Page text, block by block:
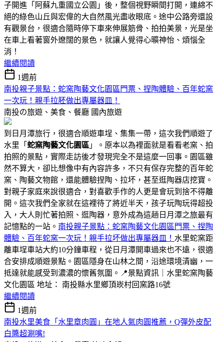
子開進「阿蘇九重國立公園」後，整個視野瞬間打開，連綿不
絕的綠色山丘與宏偉的大自然風光盡收眼底。途中公路旁還設
有觀景台，很適合隨時停下車來伸展筋骨、拍拍美景，光是坐
在車上看著窗外遼闊的景色，就讓人覺得心曠神怡、煩惱全
消！
繼續閱讀
1週前
南投親子景點：蛇窯陶藝文化園區門票、捏陶體驗、百年蛇窯
一次玩！親手拉胚做出專屬器皿！
南投の旅遊、美食、餐廳 國內旅遊
到日月潭旅行，很適合順遊車埕、集集一帶，這次我們順遊了
水里「 蛇窯陶藝文化園區 」。原本以為裡面就是看看老窯、拍
拍照的景點，實際走訪後才發現完全不是這麼一回事。園區雖
然不算大，卻比想像中有內容許多，不只有保存完整的百年蛇
窯、陶藝文物館，還能體驗捏陶、拉坏，甚至逛陶器店挖寶。
對親子家庭來說很適合，對喜歡手作的人更是會玩到捨不得離
開。這次我們全家就在這裡待了將近半天，孩子玩陶玩得超投
入，大人則忙著拍照、逛陶器，意外成為這趟日月潭之旅最有
記憶點的一站。 南投親子景點：蛇窯陶藝文化園區門票、捏陶
體驗、百年蛇窯一次玩！親手拉坏做出專屬器皿！ 水里蛇窯距
離車埕車站大約10分鐘車程，從日月潭開車過來也不遠，很適
合安排成順遊景點。園區隱身在山林之間，沿途環境清幽，一
抵達就能感受到濃濃的懷舊氛圍。📍景點資訊｜水里蛇窯陶藝
文化園區 地址： 南投縣水里鄉頂崁村回窯路16號
繼續閱讀
1週前
南投水里美食「水里章肉圓」在地人氣肉圓推薦，Q彈外皮配
白醬超涮嘴!